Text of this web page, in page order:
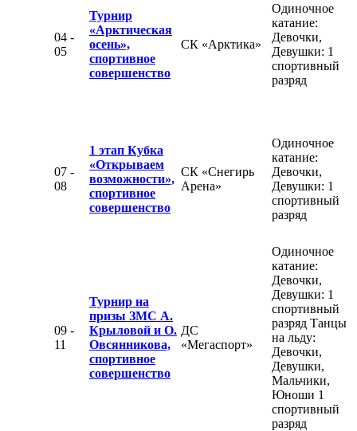
04 -
05
Турнир
«Арктическая
осень»,
спортивное
совершенство
СК «Арктика»
Одиночное
катание:
Девочки,
Девушки: 1
спортивный
разряд
07 -
08
1 этап Кубка
«Открываем
возможности»,
спортивное
совершенство
СК «Снегирь
Арена»
Одиночное
катание:
Девочки,
Девушки: 1
спортивный
разряд
09 -
11
Турнир на
призы ЗМС А.
Крыловой и О.
Овсянникова,
спортивное
совершенство
ДС
«Мегаспорт»
Одиночное
катание:
Девочки,
Девушки: 1
спортивный
разряд Танцы
на льду:
Девочки,
Девушки,
Мальчики,
Юноши 1
спортивный
разряд